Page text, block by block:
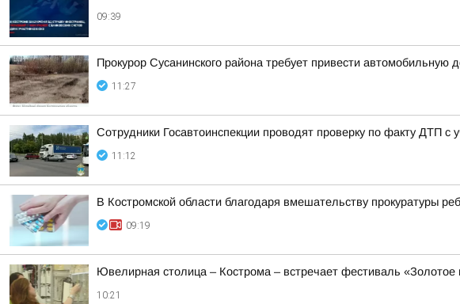
09:39
Прокурор Сусанинского района требует привести автомобильную
11:27
Сотрудники Госавтоинспекции проводят проверку по факту ДТП с
11:12
В Костромской области благодаря вмешательству прокуратуры
09:19
Ювелирная столица – Кострома – встречает фестиваль «Золотое
10:21